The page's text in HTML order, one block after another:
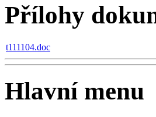
Přílohy
t111104.doc
Hlavní menu